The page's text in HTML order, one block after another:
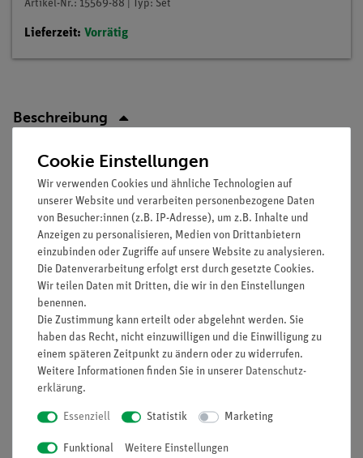
Artikel-Nr.: 15569-88 | Typ: Set
Lieferzeit: Vorrätig
Beschreibung
Prinzip
Es soll demonstriert werden, dass die Berührung nicht
isolierter elektrischer Leitungen für den Menschen (im
Versuch durch ein Modell dargestellt) gefährlich sein kann.
Vorteile
Bausteinen nötig - übersichtlicherer und schnellerer
Aufbau
Kontaktsicherheit durch puzzelartig verzahnbare
Bausteine
Hartvergoldete, korrosionsbeständige Kontakte
Doppelter Lernerfolg: Elektrischer Schaltplan auf der
Cookie Einstellungen
Wir verwenden Cookies und ähnliche Technologien auf
unserer Website und verarbeiten personenbezogene Daten
von Besucher:innen (z.B. IP-Adresse), um z.B. Inhalte und
Anzeigen zu personalisieren, Medien von Drittanbietern
einzubinden oder Zugriffe auf unsere Website zu analysieren.
Die Datenverarbeitung erfolgt erst durch gesetzte Cookies.
Wir teilen Daten mit Dritten, die wir in den Einstellungen
benennen.
Die Zustimmung kann erteilt oder abgelehnt werden. Sie
haben das Recht, nicht einzuwilligen und die Einwilligung zu
einem späteren Zeitpunkt zu ändern oder zu widerrufen.
Weitere Informationen finden Sie in unserer Daten­schutz­
erklärung.
Essenziell Statistik Marketing
Funktional Weitere Einstellungen